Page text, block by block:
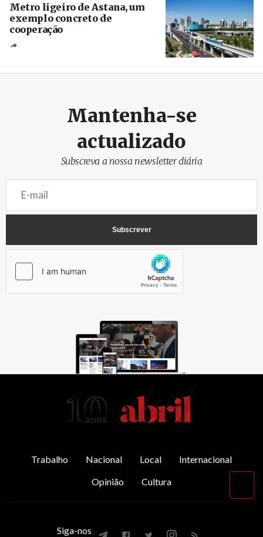
Metro ligeiro de Astana, um
exemplo concreto de
cooperação
Mantenha-se
actualizado
Subscreva a nossa newsletter diária
Trabalho Nacional Local
Internacional
Opinião
Cultura
Siga-nos